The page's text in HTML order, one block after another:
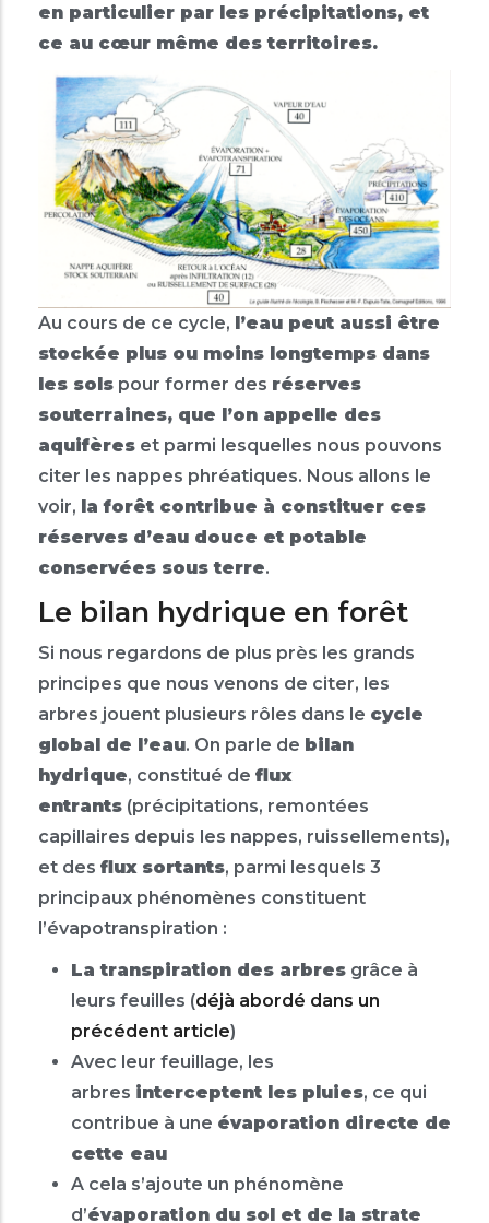
en particulier par les précipitations, et
ce au cœur même des territoires.
Au cours de ce cycle, l’eau peut aussi être
stockée plus ou moins longtemps dans
les sols pour former des réserves
souterraines, que l’on appelle des
aquifères et parmi lesquelles nous pouvons
citer les nappes phréatiques. Nous allons le
voir, la forêt contribue à constituer ces
réserves d’eau douce et potable
conservées sous terre.
Le bilan hydrique en forêt
Si nous regardons de plus près les grands
principes que nous venons de citer, les
arbres jouent plusieurs rôles dans le cycle
global de l’eau. On parle de bilan
hydrique, constitué de flux
entrants (précipitations, remontées
capillaires depuis les nappes, ruissellements),
et des flux sortants, parmi lesquels 3
principaux phénomènes constituent
l’évapotranspiration :
La transpiration des arbres grâce à
leurs feuilles (déjà abordé dans un
précédent article)
Avec leur feuillage, les
arbres interceptent les pluies, ce qui
contribue à une évaporation directe de
cette eau
A cela s’ajoute un phénomène
d’évaporation du sol et de la strate